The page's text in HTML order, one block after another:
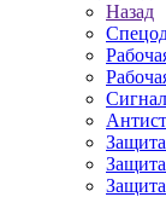
Назад